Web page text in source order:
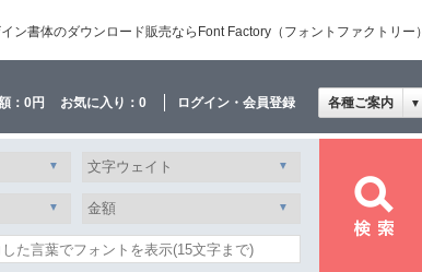
ン書体のダウンロード販売ならFont Factory（フォントファクトリー）
： 0円 お気に入り： 0 ログイン・会員登録 各種ご案内 ▼